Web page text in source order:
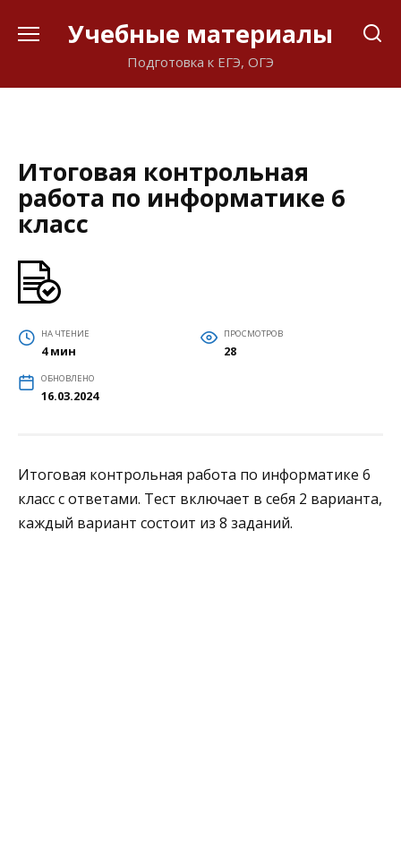
Учебные материалы
Подготовка к ЕГЭ, ОГЭ
Итоговая контрольная
работа по информатике 6
класс
НА ЧТЕНИЕ
4 мин
ПРОСМОТРОВ
28
ОБНОВЛЕНО
16.03.2024
Итоговая контрольная работа по информатике 6
класс с ответами. Тест включает в себя 2 варианта,
каждый вариант состоит из 8 заданий.